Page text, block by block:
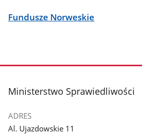
Fundusze Norweskie
stopka
Ministerstwo Sprawiedliwości
ADRES
Al. Ujazdowskie 11